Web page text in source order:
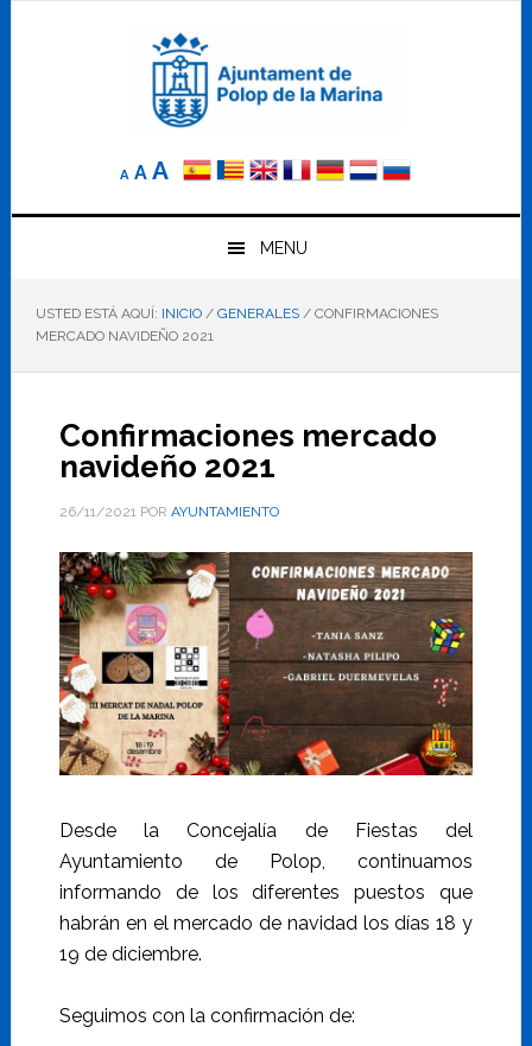
A
Reducir
elA Tamaño
AAumentar
el
tamaño
letra
MENU
USTED ESTÁ AQUÍ: INICIO / GENERALES /CONFIRMACIONES
MERCADO NAVIDEÑO 2021
Confirmaciones mercado
navideño 2021
26/11/2021POR AYUNTAMIENTO
Desde la Concejalía de Fiestas del
Ayuntamiento de Polop, continuamos
informando de los diferentes puestos que
habrán en el mercado de navidad los días 18 y
19 de diciembre.
Seguimos con la confirmación de: